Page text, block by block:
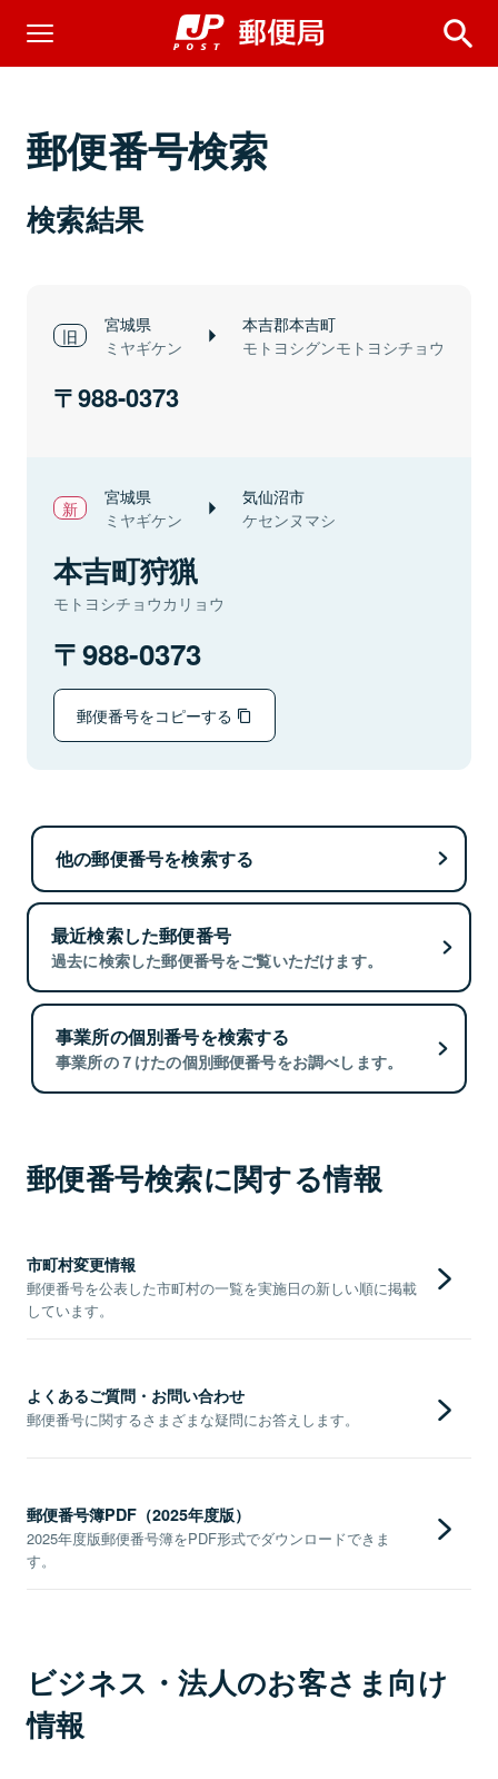
郵便番号検索
検索結果
宮城県
ミヤギケン
本吉郡本吉町
モトヨシグンモトヨシチョウ
988-0373
宮城県
ミヤギケン
気仙沼市
ケセンヌマシ
本吉町狩猟
モトヨシチョウカリョウ
988-0373
郵便番号をコピーする
他の郵便番号を検索する
最近検索した郵便番号
過去に検索した郵便番号をご覧いただけます。
事業所の個別番号を検索する
事業所の７けたの個別郵便番号をお調べします。
郵便番号検索に関する情報
市町村変更情報
郵便番号を公表した市町村の一覧を実施日の新しい順に掲載
しています。
よくあるご質問・お問い合わせ
郵便番号に関するさまざまな疑問にお答えします。
郵便番号簿PDF（2025年度版）
2025年度版郵便番号簿をPDF形式でダウンロードできま
す。
ビジネス・法人のお客さま向け
情報